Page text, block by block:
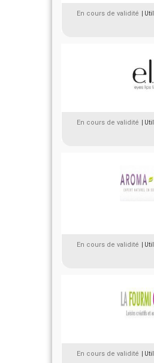
En cours de validité |
En cours de validité |
En cours de validité |
En cours de validité |